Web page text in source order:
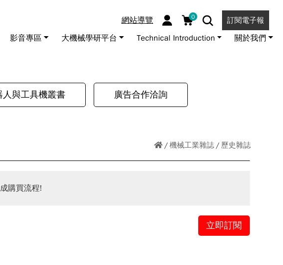
網站導覽 0 訂閱電子報
影音專區 大機械學研平台 Technical Introduction 關於我們
人與工具機叢書 廣告合作洽詢
機械工業雜誌 歷史雜誌
購買流程!
立即訂閱